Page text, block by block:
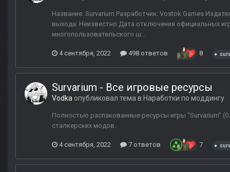
Название: Survarium Разработчик: Vostok Games
выхода: Неизвестно Дата отключения официальных
многопользовательского ш...
4 сентября, 2022 498 ответов 8
Survarium - Все игровые ресурсы
Vodka опубликовал тема в Наработки по моддингу
Полностью распакованные ресурсы игры "Survarium"
сталкерских модов.
4 сентября, 2022 7 ответов 7